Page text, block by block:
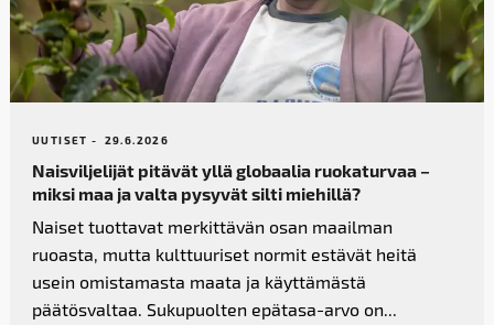
UUTISET - 29.6.2026
Naisviljelijät pitävät yllä globaalia ruokaturvaa –
miksi maa ja valta pysyvät silti miehillä?
Naiset tuottavat merkittävän osan maailman
ruoasta, mutta kulttuuriset normit estävät heitä
usein omistamasta maata ja käyttämästä
päätösvaltaa. Sukupuolten epätasa-arvo on...